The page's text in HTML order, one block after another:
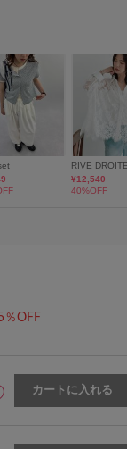
％OFF
カートに入れる